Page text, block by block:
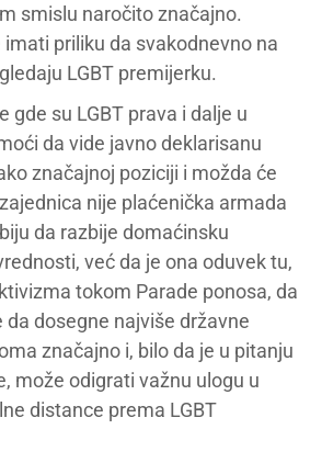
smislu naročito značajno.
imati priliku da svakodnevno na
LGBT premijerku.
gde su LGBT prava i dalje u
da vide javno deklarisanu
značajnoj poziciji i možda će
nije plaćenička armada
da razbije domaćinsku
već da je ona oduvek tu,
tokom Parade ponosa, da
dosegne najviše državne
značajno i, bilo da je u pitanju
može odigrati važnu ulogu u
distance prema LGBT